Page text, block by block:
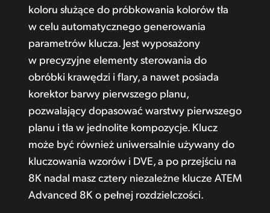
koloru służące do próbkowania kolorów tła
w celu automatycznego generowania
parametrów klucza. Jest wyposażony
w precyzyjne elementy sterowania do
obróbki krawędzi i flary, a nawet posiada
korektor barwy pierwszego planu,
pozwalający dopasować warstwy pierwszego
planu i tła w jednolite kompozycje. Klucz
może być również uniwersalnie używany do
kluczowania wzorów i DVE, a po przejściu na
8K nadal masz cztery niezależne klucze ATEM
Advanced 8K o pełnej rozdzielczości.